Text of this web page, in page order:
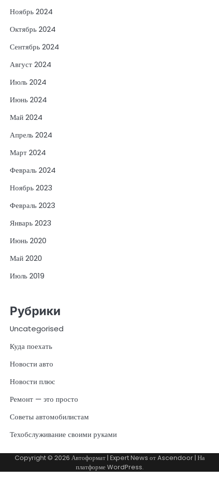
Ноябрь 2024
Октябрь 2024
Сентябрь 2024
Август 2024
Июль 2024
Июнь 2024
Май 2024
Апрель 2024
Март 2024
Февраль 2024
Ноябрь 2023
Февраль 2023
Январь 2023
Июнь 2020
Май 2020
Июль 2019
Рубрики
Uncategorised
Куда поехать
Новости авто
Новости плюс
Ремонт — это просто
Советы автомобилистам
Техобслуживание своими руками
Copyright © 2026 Автоформат| Expert News отAscendoor| На
платформеWordPress.